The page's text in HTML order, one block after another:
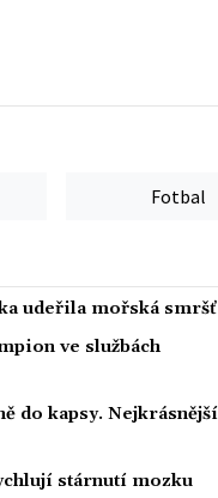
Fotbal
udeřila mořská smršť
ve službách
do kapsy. Nejkrásnější
stárnutí mozku